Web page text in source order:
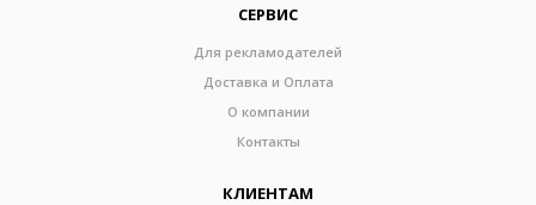
СЕРВИС
Для рекламодателей
Доставка и Оплата
О компании
Контакты
КЛИЕНТАМ